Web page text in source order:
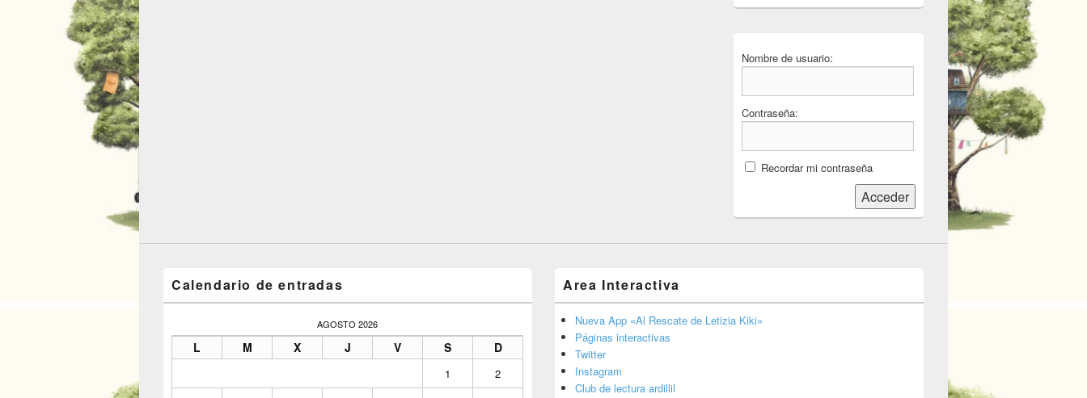
Nombre de usuario:
Contraseña:
Recordar mi contraseña
Acceder
Calendario de entradas
AGOSTO 2026
L M X J V S D
1
2
Area Interactiva
Nueva App «Al Rescate de Letizia Kiki»
Páginas interactivas
Twitter
Instagram
Club de lectura ardillil